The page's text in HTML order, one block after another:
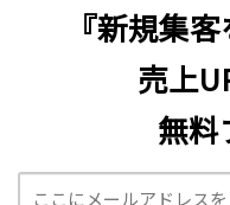
『新規集
売上
無料